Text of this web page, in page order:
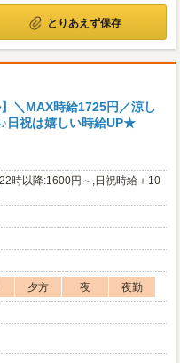
とりあえず保存
】＼MAX時給1725円／涼し
日祝は嬉しい時給UP★
時以降:1600円～,日祝時給＋10
夕方 夜
夜勤